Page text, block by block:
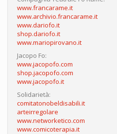
www.francarame.it
www.archivio.francarame.it
www.dariofo.it
shop.dariofo.it
www.mariopirovano.it
Jacopo Fo:
www.jacopofo.com
shop.jacopofo.com
www.jacopofo.it
Solidarietà:
comitatonobeldisabili.it
arteirregolare
www.networketico.com
www.comicoterapia.it